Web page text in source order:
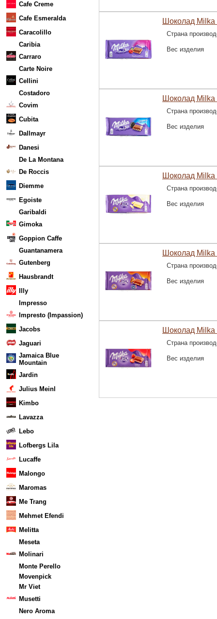
Cafe Creme
Cafe Esmeralda
Caracolillo
Caribia
Carraro
Carte Noire
Cellini
Costadoro
Covim
Cubita
Dallmayr
Danesi
De La Montana
De Roccis
Diemme
Egoiste
Garibaldi
Gimoka
Goppion Caffe
Guantanamera
Gutenberg
Hausbrandt
Illy
Impresso
Impresto (Impassion)
Jacobs
Jaguari
Jamaica Blue
Mountain
Jardin
Julius Meinl
Kimbo
Lavazza
Lebo
Lofbergs Lila
Lucaffe
Malongo
Maromas
Me Trang
Mehmet Efendi
Melitta
Meseta
Molinari
Monte Perello
Movenpick
Mr Viet
Musetti
Nero Aroma
Шоколад Milka
Страна
Вес изделия
Шоколад Milka
Страна
Вес изделия
Шоколад
Страна
Вес изделия
Шоколад Milka
Страна
Вес изделия
Шоколад Milka
Страна
Вес изделия